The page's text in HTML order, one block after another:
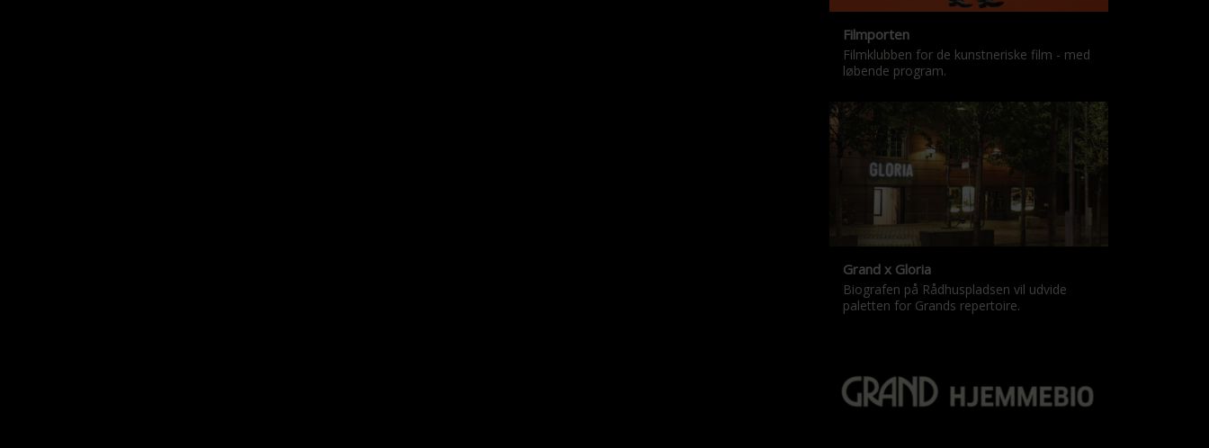
Filmporten
Filmklubben for de kunstneriske film - med
løbende program.
Grand x Gloria
Biografen på Rådhuspladsen vil udvide
paletten for Grands repertoire.